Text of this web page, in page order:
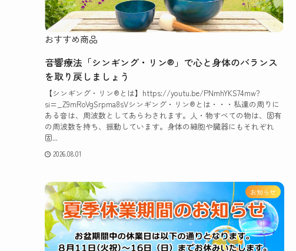
おすすめ商品
音響療法「シンギング・リン®」で心と身体のバランス
を取り戻しましょう
【シンギング・リン®とは】https://youtu.be/PNmhYKS74mw?
si=_Z9mRoVgSrpma8sVシンギング・リン®とは・・・私達の周りに
ある音は、周波数としてあらわされます。人・物すべての物は、固有
の周波数を持ち、振動しています。身体の細胞や臓器にもそれぞれ
固...
2026.08.01
お知らせ